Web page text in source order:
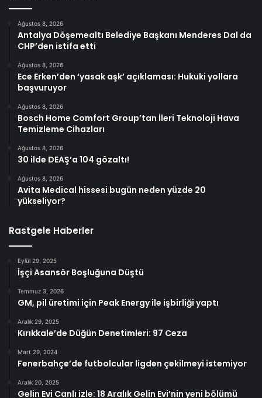
Ağustos 8, 2026
Antalya Döşemealtı Belediye Başkanı Menderes Dal da
CHP’den istifa etti
Ağustos 8, 2026
Ece Erken’den ‘yasak aşk’ açıklaması: Hukuki yollara
başvuruyor
Ağustos 8, 2026
Bosch Home Comfort Group’tan İleri Teknoloji Hava
Temizleme Cihazları
Ağustos 8, 2026
30 ilde DEAŞ’a 104 gözaltı!
Ağustos 8, 2026
Avita Medical hissesi bugün neden yüzde 20
yükseliyor?
Rastgele Haberler
Eylül 29, 2025
İşçi Asansör Boşluğuna Düştü
Temmuz 3, 2026
GM, pil üretimi için Peak Energy ile işbirliği yaptı
Aralık 29, 2025
Kırıkkale’de Düğün Denetimleri: 97 Ceza
Mart 29, 2024
Fenerbahçe’de futbolcular ligden çekilmeyi istemiyor
Aralık 20, 2025
Gelin Evi Canlı izle: 18 Aralık Gelin Evi’nin yeni bölümü